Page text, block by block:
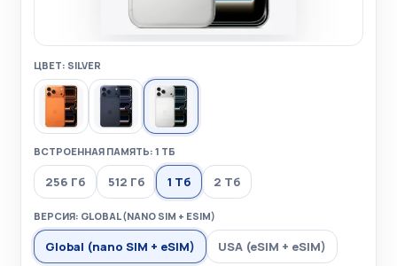
ЦВЕТ: SILVER
ВСТРОЕННАЯ ПАМЯТЬ: 1 ТБ
256 Гб 512 Гб 1 Тб 2 Тб
ВЕРСИЯ: GLOBAL (NANO SIM + ESIM)
Global (nano SIM + eSIM) USA (eSIM + eSIM)